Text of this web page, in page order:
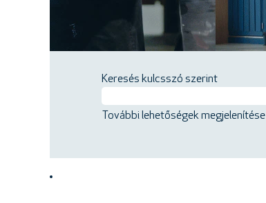
Keresés kulcsszó szerint
További lehetőségek megjelenítése